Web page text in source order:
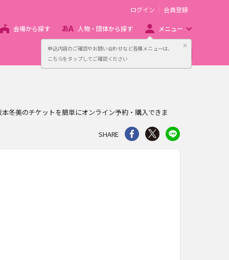
申込内容のご確認やお問い合わせなど各種メニューは、
こちらをタップしてご確認ください
閉じる
ログイン 会員登録
会場から探す 人物・団体から探す メニュー
主催者向け販売サービス
冬美のチケットを簡単にオンライン予約・購入できま
SHARE シェア Twitter